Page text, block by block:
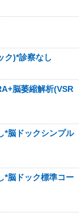
ク)*診察なし
脳萎縮解析(VSR
*脳ドックシンプル
*脳ドック標準コー